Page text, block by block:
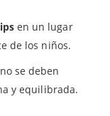
en un lugar
de los niños.
se deben
y equilibrada.